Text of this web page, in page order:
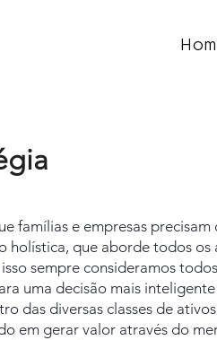
famílias e empresas precisam
holística, que aborde todos os
sempre consideramos
uma decisão mais
das diversas classes de
em gerar valor através do